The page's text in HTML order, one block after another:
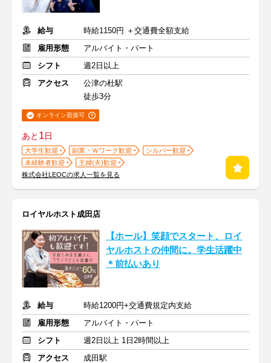
給与
時給1150円 ＋交通費全額支給
雇用形態
アルバイト・パート
シフト
週2日以上
アクセス
公津の杜駅
徒歩3分
オンライン面接可
あと 1日
大学生歓迎 副業・Ｗワーク歓迎
シルバー歓迎
未経験者歓迎
主婦(夫)歓迎
株式会社LEOCの求人一覧を見る
ロイヤルホスト成田店
【ホール】笑顔でスタート、ロイ
ヤルホストの仲間に。学生活躍中
＊前払いあり
給与
時給1200円+交通費規定内支給
雇用形態
アルバイト・パート
シフト
週2日以上 1日2時間以上
アクセス
成田駅